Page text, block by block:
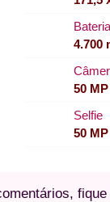
Bateria
4.700
50
Selfie
50 MP